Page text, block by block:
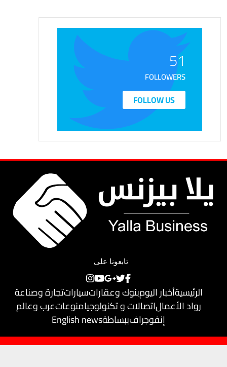
51
FOLLOWERS
FOLLOW US
تابعونا على
الرئيسيةأخبار اليومبنوك وعقاراتسياراتتجارة وصناعة
رواد الأعمالاتصالات و تكنولوجيامنوعاتعرب وعالم
إنفوجرافببساطةEnglish news
حقوق النشر محفوظة لـيلا بيزنس© 2018